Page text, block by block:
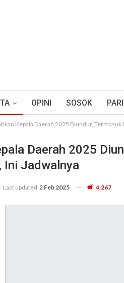
OPINI SOSOK
Kepala Daerah 2025 Diundur, Termasuk
Daerah 2025
Ini Jadwalnya
Last updated 2 Feb 2025 4,267